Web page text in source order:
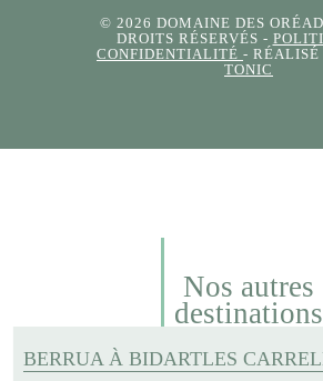
© 2026 DOMAINE DES
DROITS RÉSERVÉS -
CONFIDENTIALITÉ - RÉALISÉ
TONIC
Nos autres
destinations
BERRUA À BIDARTLES